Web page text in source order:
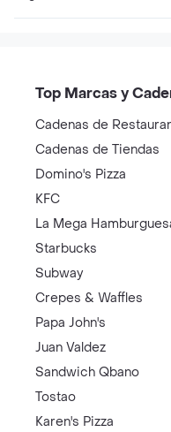
Top Marcas y
Cadenas de
Cadenas de Tiendas
Domino's Pizza
KFC
La Mega
Starbucks
Subway
Crepes & Waffles
Papa John's
Juan Valdez
Sandwich Qbano
Tostao
Karen's Pizza